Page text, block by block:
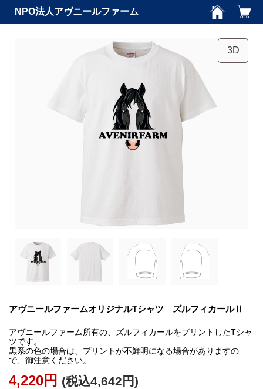
NPO法人アヴニールファーム
3D
アヴニールファームオリジナルTシャツ ズルフィカールⅡ
アヴニールファーム所有の、ズルフィカールをプリントしたTシャ
ツです。
黒系の色の場合は、プリントが不鮮明になる場合がありますの
で、御注意ください。
4,220円 (税込4,642円)